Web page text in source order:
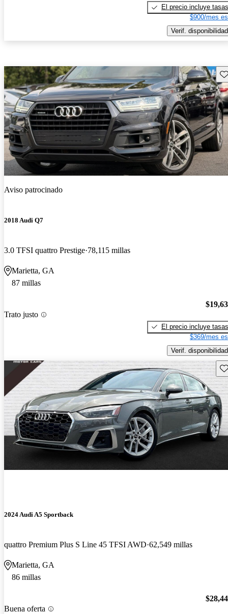
El precio incluye tasas
$900/mes
Verif. disponibilidad
Aviso patrocinado
2018 Audi Q7
3.0 TFSI quattro Prestige 78,115 millas
Marietta, GA
87 millas
Trato justo
El precio incluye tasas
$369/mes
Verif. disponibilidad
2024 Audi A5 Sportback
quattro Premium Plus S Line 45 TFSI AWD 62,549 millas
Marietta, GA
86 millas
Buena oferta